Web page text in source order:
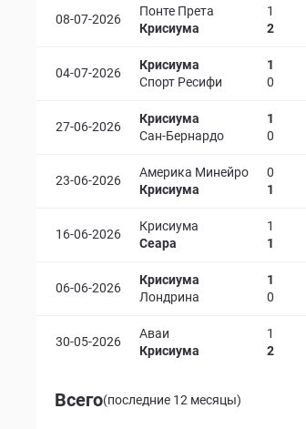
08-07-2026
Понте Прета
Крисиума
1
2
04-07-2026
Крисиума
Спорт Ресифи
1
0
27-06-2026
Крисиума
Сан-Бернардо
1
0
23-06-2026
Америка Минейро
Крисиума
0
1
16-06-2026
Крисиума
Сеара
1
1
06-06-2026
Крисиума
Лондрина
1
0
30-05-2026
Аваи
Крисиума
1
2
Всего(последние 12 месяцы)